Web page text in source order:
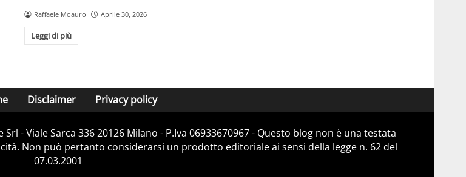
Raffaele Moauro Aprile 30, 2026
Leggi di più
Disclaimer Privacy policy
- Viale Sarca 336 20126 Milano - P.Iva 06933670967 - Questo blog non è una testata
Non può pertanto considerarsi un prodotto editoriale ai sensi della legge n. 62 del
07.03.2001